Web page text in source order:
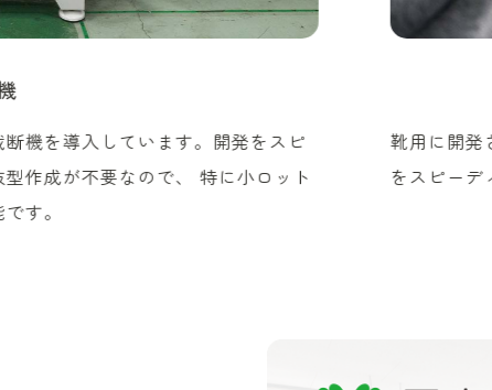
機を導入しています。開発をスピ
作成が不要なので、 特に小ロット
す。
靴用に開発
をスピーデ